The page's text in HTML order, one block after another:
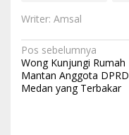
Writer: Amsal
N
a
v
Pos sebelumnya
Wong Kunjungi Rumah
Mantan Anggota DPRD
Medan yang Terbakar